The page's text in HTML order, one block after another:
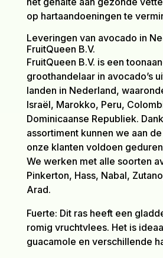
op hartaandoeningen te
Leveringen van avocado in
FruitQueen B.V.
FruitQueen B.V. is een
groothandelaar in avocado’s
landen in Nederland,
Israël, Marokko, Peru,
Dominicaanse Republiek.
assortiment kunnen we aan
onze klanten voldoen
We werken met alle soorten
Pinkerton, Hass, Nabal,
Arad.
Fuerte: Dit ras heeft een
romig vruchtvlees. Het is
guacamole en verschillende